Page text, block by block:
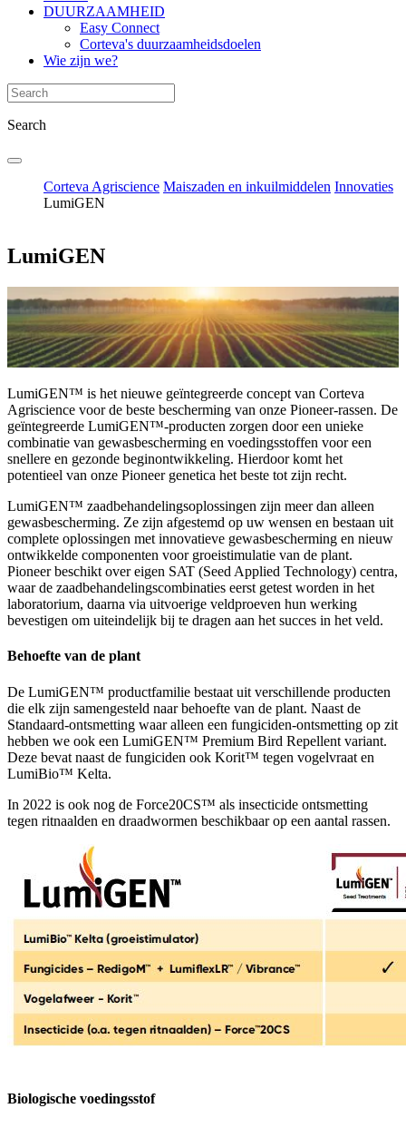
DUURZAAMHEID
Easy Connect
Corteva's duurzaamheidsdoelen
Wie zijn we?
Search
Corteva Agriscience Maiszaden en inkuilmiddelen Innovaties
LumiGEN
LumiGEN
LumiGEN™ is het nieuwe geïntegreerde concept van Corteva
Agriscience voor de beste bescherming van onze Pioneer-rassen. De
geïntegreerde LumiGEN™-producten zorgen door een unieke
combinatie van gewasbescherming en voedingsstoffen voor een
snellere en gezonde beginontwikkeling. Hierdoor komt het
potentieel van onze Pioneer genetica het beste tot zijn recht.
LumiGEN™ zaadbehandelingsoplossingen zijn meer dan alleen
gewasbescherming. Ze zijn afgestemd op uw wensen en bestaan uit
complete oplossingen met innovatieve gewasbescherming en nieuw
ontwikkelde componenten voor groeistimulatie van de plant.
Pioneer beschikt over eigen SAT (Seed Applied Technology) centra,
waar de zaadbehandelingscombinaties eerst getest worden in het
laboratorium, daarna via uitvoerige veldproeven hun werking
bevestigen om uiteindelijk bij te dragen aan het succes in het veld.
Behoefte van de plant
De LumiGEN™ productfamilie bestaat uit verschillende producten
die elk zijn samengesteld naar behoefte van de plant. Naast de
Standaard-ontsmetting waar alleen een fungiciden-ontsmetting op zit
hebben we ook een LumiGEN™ Premium Bird Repellent variant.
Deze bevat naast de fungiciden ook Korit™ tegen vogelvraat en
LumiBio™ Kelta.
In 2022 is ook nog de Force20CS™ als insecticide ontsmetting
tegen ritnaalden en draadwormen beschikbaar op een aantal rassen.
Biologische voedingsstof